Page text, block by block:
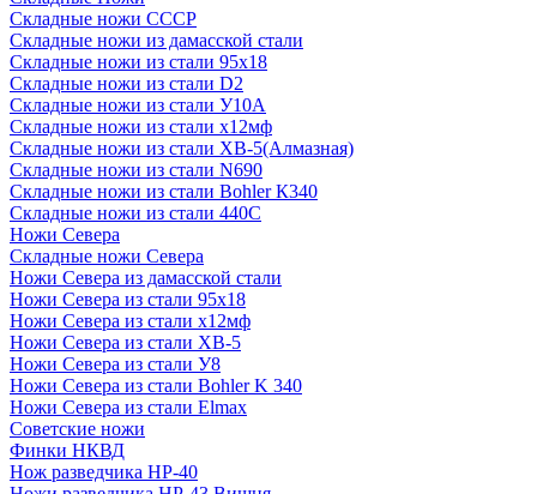
Cкладные ножи СССР
Складные ножи из дамасской стали
Складные ножи из стали 95х18
Складные ножи из стали D2
Складные ножи из стали У10А
Складные ножи из стали х12мф
Складные ножи из стали ХВ-5(Алмазная)
Складные ножи из стали N690
Складные ножи из стали Bohler К340
Складные ножи из стали 440С
Ножи Севера
Складные ножи Севера
Ножи Севера из дамасской стали
Ножи Севера из стали 95х18
Ножи Севера из стали х12мф
Ножи Севера из стали ХВ-5
Ножи Севера из стали У8
Ножи Севера из стали Bohler K 340
Ножи Севера из стали Elmax
Советские ножи
Финки НКВД
Нож разведчика НР-40